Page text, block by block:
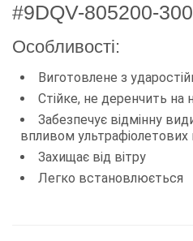
#9DQV-805200-
Особливості:
Виготовлене з
Стійке, не деренчить на
Забезпечує відмінну
впливом ультрафіолетових
Захищає від вітру
Легко встановлюється